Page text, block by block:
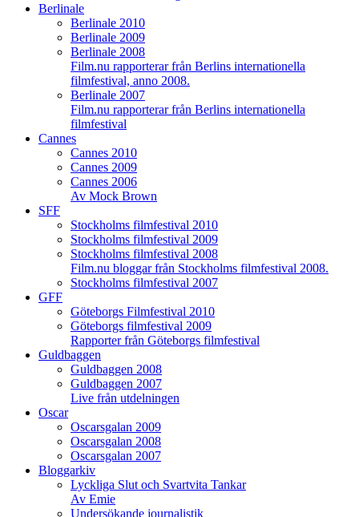
Berlinale
Berlinale 2010
Berlinale 2009
Berlinale 2008
Film.nu rapporterar från Berlins internationella
filmfestival, anno 2008.
Berlinale 2007
Film.nu rapporterar från Berlins internationella
filmfestival
Cannes
Cannes 2010
Cannes 2009
Cannes 2006
Av Mock Brown
SFF
Stockholms filmfestival 2010
Stockholms filmfestival 2009
Stockholms filmfestival 2008
Film.nu bloggar från Stockholms filmfestival 2008.
Stockholms filmfestival 2007
GFF
Göteborgs Filmfestival 2010
Göteborgs filmfestival 2009
Rapporter från Göteborgs filmfestival
Guldbaggen
Guldbaggen 2008
Guldbaggen 2007
Live från utdelningen
Oscar
Oscarsgalan 2009
Oscarsgalan 2008
Oscarsgalan 2007
Bloggarkiv
Lyckliga Slut och Svartvita Tankar
Av Emie
Undersökande journalistik